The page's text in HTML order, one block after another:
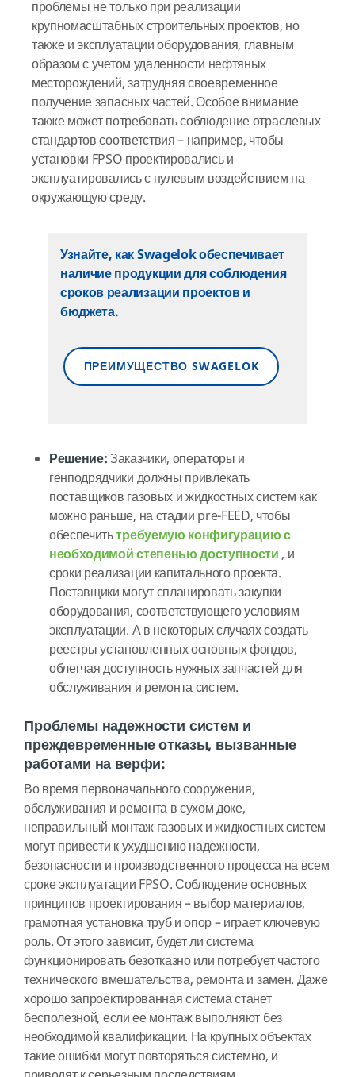
проблемы не только при реализации
крупномасштабных строительных проектов, но
также и эксплуатации оборудования, главным
образом с учетом удаленности нефтяных
месторождений, затрудняя своевременное
получение запасных частей. Особое внимание
также может потребовать соблюдение отраслевых
стандартов соответствия – например, чтобы
установки FPSO проектировались и
эксплуатировались с нулевым воздействием на
окружающую среду.
Узнайте, как Swagelok обеспечивает
наличие продукции для соблюдения
сроков реализации проектов и
бюджета.
ПРЕИМУЩЕСТВО SWAGELOK
Решение:Заказчики, операторы и
генподрядчики должны привлекать
поставщиков газовых и жидкостных систем как
можно раньше, на стадии pre-FEED, чтобы
обеспечитьтребуемую конфигурацию с
необходимой степенью доступности, и
сроки реализации капитального проекта.
Поставщики могут спланировать закупки
оборудования, соответствующего условиям
эксплуатации. А в некоторых случаях создать
реестры установленных основных фондов,
облегчая доступность нужных запчастей для
обслуживания и ремонта систем.
Проблемы надежности систем и
преждевременные отказы, вызванные
работами на верфи:
Во время первоначального сооружения,
обслуживания и ремонта в сухом доке,
неправильный монтаж газовых и жидкостных систем
могут привести к ухудшению надежности,
безопасности и производственного процесса на всем
сроке эксплуатации FPSO. Соблюдение основных
принципов проектирования – выбор материалов,
грамотная установка труб и опор – играет ключевую
роль. От этого зависит, будет ли система
функционировать безотказно или потребует частого
технического вмешательства, ремонта и замен. Даже
хорошо запроектированная система станет
бесполезной, если ее монтаж выполняют без
необходимой квалификации. На крупных объектах
такие ошибки могут повторяться системно, и